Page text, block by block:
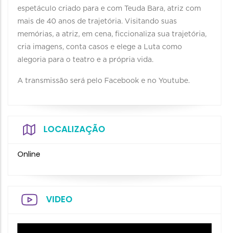
espetáculo criado para e com Teuda Bara, atriz com
mais de 40 anos de trajetória. Visitando suas
memórias, a atriz, em cena, ficcionaliza sua trajetória,
cria imagens, conta casos e elege a Luta como
alegoria para o teatro e a própria vida.
A transmissão será pelo Facebook e no Youtube.
LOCALIZAÇÃO
Online
VIDEO